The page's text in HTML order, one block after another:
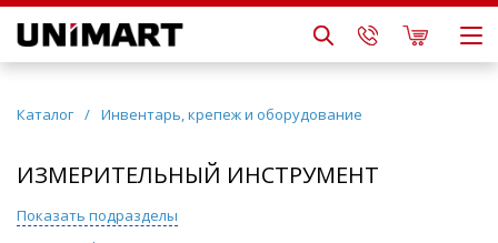
Каталог / Инвентарь, крепеж и оборудование
ИЗМЕРИТЕЛЬНЫЙ ИНСТРУМЕНТ
Показать подразделы